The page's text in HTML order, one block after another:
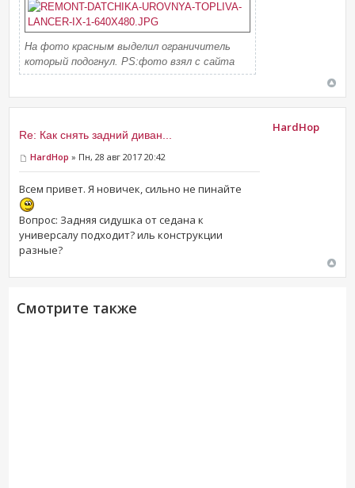
На фото красным выделил ограничитель
который подогнул. PS:фото взял с сайта
Re: Как снять задний диван...
HardHop » Пн, 28 авг 2017 20:42
Всем привет. Я новичек, сильно не пинайте
Вопрос: Задняя сидушка от седана к
универсалу подходит? иль конструкции
разные?
HardHop
Смотрите также